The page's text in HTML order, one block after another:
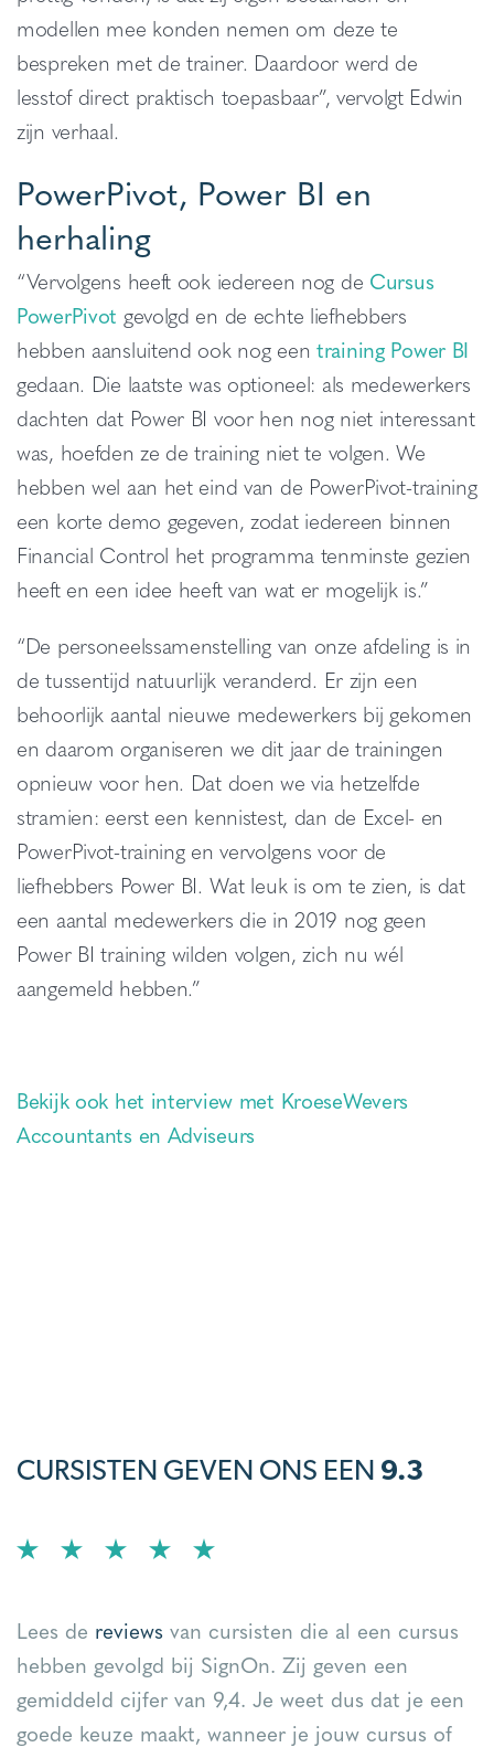
modellen mee konden nemen om deze te
bespreken met de trainer. Daardoor werd de
lesstof direct praktisch toepasbaar”, vervolgt Edwin
zijn verhaal.
PowerPivot, Power BI en
herhaling
“Vervolgens heeft ook iedereen nog de Cursus
PowerPivot gevolgd en de echte liefhebbers
hebben aansluitend ook nog eentraining Power BI
gedaan. Die laatste was optioneel: als medewerkers
dachten dat Power BI voor hen nog niet interessant
was, hoefden ze de training niet te volgen. We
hebben wel aan het eind van de PowerPivot-training
een korte demo gegeven, zodat iedereen binnen
Financial Control het programma tenminste gezien
heeft en een idee heeft van wat er mogelijk is.”
“De personeelssamenstelling van onze afdeling is in
de tussentijd natuurlijk veranderd. Er zijn een
behoorlijk aantal nieuwe medewerkers bij gekomen
en daarom organiseren we dit jaar de trainingen
opnieuw voor hen. Dat doen we via hetzelfde
stramien: eerst een kennistest, dan de Excel- en
PowerPivot-training en vervolgens voor de
liefhebbers Power BI. Wat leuk is om te zien, is dat
een aantal medewerkers die in 2019 nog geen
Power BI training wilden volgen, zich nu wél
aangemeld hebben.”
Bekijk ook het interview met KroeseWevers
Accountants en Adviseurs
CURSISTEN GEVEN ONS EEN 9.3
Lees de reviews van cursisten die al een cursus
hebben gevolgd bij SignOn. Zij geven een
gemiddeld cijfer van 9,4. Je weet dus dat je een
goede keuze maakt, wanneer je jouw cursus of